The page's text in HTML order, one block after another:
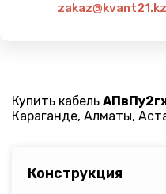
zakaz@kvant21.kz
Купить кабель
Караганде, Алматы,
Конструкция